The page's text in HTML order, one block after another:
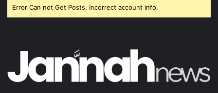
Error Can not Get Posts, Incorrect account info.